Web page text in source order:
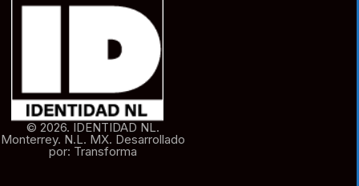
© 2026. IDENTIDAD NL.
Monterrey. N.L. MX. Desarrollado
por: Transforma